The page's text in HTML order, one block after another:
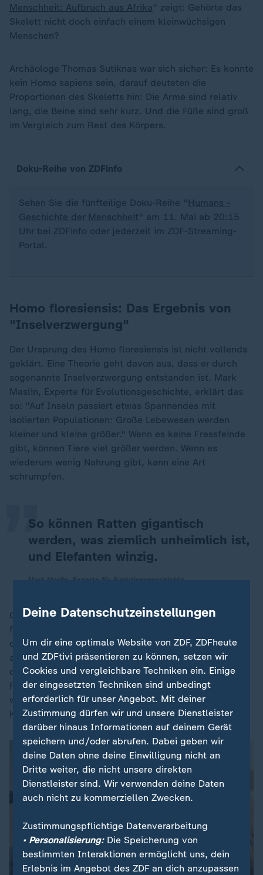
Menschheit: Aufbruch aus Afrika " zeigt: Gehörte das
Skelett nicht doch einfach einem kleinwüchsigen
Menschen?
Archäologe Thomas Sutiknas war sich sicher: Es konnte
kein Homo sapiens sein, darauf deuteten die
Proportionen des Skeletts hin: Die Arme sind relativ
lang, die Beine sind sehr kurz. Und die Füße sind groß
im Vergleich zum Rest des Körpers.
Doku-Reihe von ZDFinfo
Sehen Sie die fünfteilige Doku-Reihe " Humans -
Geschichte der Menschheit" am 11. Mai ab 20:15
Uhr bei ZDFinfo oder jederzeit im ZDF-Streaming-
Portal.
Homo floresiensis: Das Ergebnis von
"Inselverzwergung"
Der Ursprung des Homo floresiensis ist nicht vollends
geklärt. Eine Theorie geht davon aus, dass er durch
sogenannte Inselverzwergung entstanden ist. Mark
Maslin, Experte für Evolutionsgeschichte, erklärt das
so: "Auf Inseln passiert etwas Spannendes mit
isolierten Populationen: Große Lebewesen werden
kleiner und kleine größer." Wenn es keine Fressfeinde
gibt, können Tiere viel größer werden. Wenn es
wiederum wenig Nahrung gibt, kann eine Art
schrumpfen.
So können Ratten gigantisch
werden, was ziemlich unheimlich ist,
und Elefanten winzig.
„
Genau das könnte auch die Größe des Homo
floresiensis erklären. Eine Theorie geht davon aus,
dass der Homo floresiensis vom Homo erectus
abstammt: Vor über 70.000 Jahren könnte Treibholz
die Vorfahren des Homo floresiensis auf die Insel
Flores gebracht haben. Isoliert auf der Insel, mit
weniger Nahrung als zuvor, entwickelte sich ihre
Körpergröße zurück.
Deine Datenschutzeinstellungen
Um dir eine optimale Website von ZDF, ZDFheute
und ZDFtivi präsentieren zu können, setzen wir
Cookies und vergleichbare Techniken ein. Einige
der eingesetzten Techniken sind unbedingt
erforderlich für unser Angebot. Mit deiner
Zustimmung dürfen wir und unsere Dienstleister
darüber hinaus Informationen auf deinem Gerät
speichern und/oder abrufen. Dabei geben wir
deine Daten ohne deine Einwilligung nicht an
Dritte weiter, die nicht unsere direkten
Dienstleister sind. Wir verwenden deine Daten
auch nicht zu kommerziellen Zwecken.
Zustimmungspflichtige Datenverarbeitung
• Personalisierung:Die Speicherung von
bestimmten Interaktionen ermöglicht uns, dein
Erlebnis im Angebot des ZDF an dich anzupassen